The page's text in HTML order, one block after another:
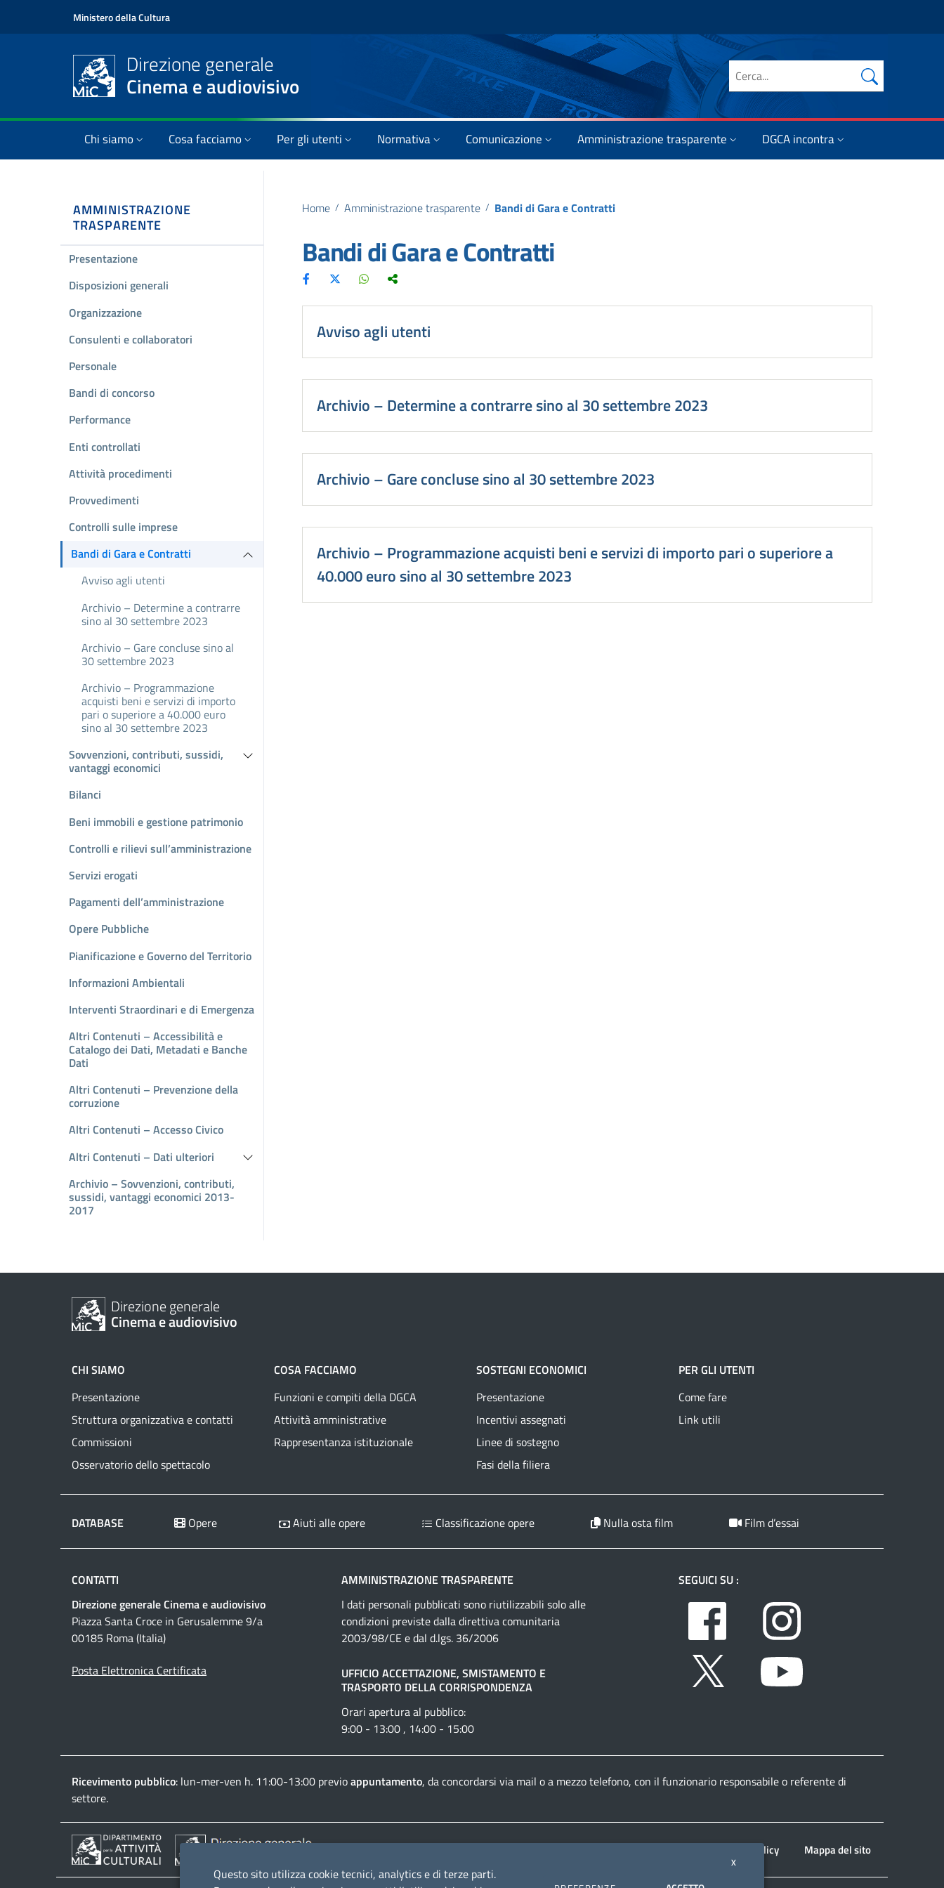
Ministero della Cultura
Direzione generale
Cinema e audiovisivo Cerca nel sito
Chi siamo Cosa facciamo Per gli utenti Normativa Comunicazione Amministrazione trasparente DGCA incontra
AMMINISTRAZIONE
TRASPARENTE
Presentazione
Disposizioni generali
Organizzazione
Consulenti e collaboratori
Personale
Bandi di concorso
Performance
Enti controllati
Attività procedimenti
Provvedimenti
Controlli sulle imprese
Bandi di Gara e Contratti
Avviso agli utenti
Archivio – Determine a contrarre
sino al 30 settembre 2023
Archivio – Gare concluse sino al
30 settembre 2023
Archivio – Programmazione
acquisti beni e servizi di importo
pari o superiore a 40.000 euro
sino al 30 settembre 2023
Sovvenzioni, contributi, sussidi,
vantaggi economici
Bilanci
Beni immobili e gestione patrimonio
Controlli e rilievi sull’amministrazione
Servizi erogati
Pagamenti dell’amministrazione
Opere Pubbliche
Pianificazione e Governo del Territorio
Informazioni Ambientali
Interventi Straordinari e di Emergenza
Altri Contenuti – Accessibilità e
Catalogo dei Dati, Metadati e Banche
Dati
Altri Contenuti – Prevenzione della
corruzione
Altri Contenuti – Accesso Civico
Altri Contenuti – Dati ulteriori
Archivio – Sovvenzioni, contributi,
sussidi, vantaggi economici 2013-
2017
Home / Amministrazione trasparente / Bandi di Gara e Contratti
Bandi di Gara e Contratti
Avviso agli utenti
Archivio – Determine a contrarre sino al 30 settembre 2023
Archivio – Gare concluse sino al 30 settembre 2023
Archivio – Programmazione acquisti beni e servizi di importo pari o superiore a
40.000 euro sino al 30 settembre 2023
Direzione generale
Cinema e audiovisivo
CHI SIAMO
Presentazione
Struttura organizzativa e contatti
Commissioni
Osservatorio dello spettacolo
COSA FACCIAMO
Funzioni e compiti della DGCA
Attività amministrative
Rappresentanza istituzionale
SOSTEGNI ECONOMICI
Presentazione
Incentivi assegnati
Linee di sostegno
Fasi della filiera
PER GLI UTENTI
Come fare
Link utili
DATABASE Opere Aiuti alle opere Classificazione opere Nulla osta film Film d’essai
CONTATTI
Direzione generale Cinema e audiovisivo
Piazza Santa Croce in Gerusalemme 9/a
00185 Roma (Italia)
Posta Elettronica Certificata
AMMINISTRAZIONE TRASPARENTE
I dati personali pubblicati sono riutilizzabili solo alle
condizioni previste dalla direttiva comunitaria
2003/98/CE e dal d.lgs. 36/2006
UFFICIO ACCETTAZIONE, SMISTAMENTO E
TRASPORTO DELLA CORRISPONDENZA
Orari apertura al pubblico:
9:00 - 13:00 , 14:00 - 15:00
SEGUICI SU :
Facebook
Twitter
Ricevimento pubblico: lun-mer-ven h. 11:00-13:00 previoappuntamento, da concordarsi via mail o a mezzo telefono, con il funzionario responsabile o referente di
settore.
Privacy policy Mappa del sito
X
Questo sito utilizza cookie tecnici, analytics e di terze parti.